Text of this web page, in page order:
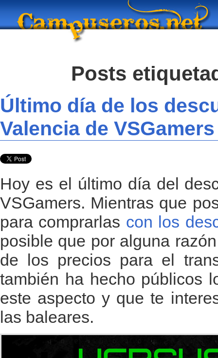
Posts
Último día de los
Valencia de VSGamers
Hoy es el último día del
VSGamers. Mientras que
para comprarlas con los
posible que por alguna
de los precios para el
también ha hecho públicos
este aspecto y que te
las baleares.